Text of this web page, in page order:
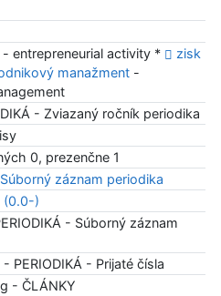
entrepreneurial activity *
zisk
manažment-
- Zviazaný ročník periodika
0, prezenčne 1
záznam periodika
(0.0-)
- Súborný záznam
PERIODIKÁ - Prijaté čísla
- ČLÁNKY